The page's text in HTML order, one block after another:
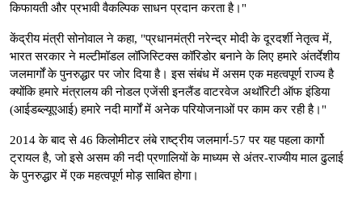
किफायती और प्रभावी वैकल्पिक साधन प्रदान करता है।"
केंद्रीय मंत्री सोनोवाल ने कहा, "प्रधानमंत्री नरेन्द्र मोदी के दूरदर्शी नेतृत्व में,
भारत सरकार ने मल्टीमॉडल लॉजिस्टिक्स कॉरिडोर बनाने के लिए हमारे अंतर्देशीय
जलमार्गों के पुनरुद्धार पर जोर दिया है। इस संबंध में असम एक महत्वपूर्ण राज्य है
क्योंकि हमारे मंत्रालय की नोडल एजेंसी इनलैंड वाटरवेज अथॉरिटी ऑफ इंडिया
(आईडब्ल्यूएआई) हमारे नदी मार्गों में अनेक परियोजनाओं पर काम कर रही है।"
2014 के बाद से 46 किलोमीटर लंबे राष्ट्रीय जलमार्ग-57 पर यह पहला कार्गो
ट्रायल है, जो इसे असम की नदी प्रणालियों के माध्यम से अंतर-राज्यीय माल ढुलाई
के पुनरुद्धार में एक महत्वपूर्ण मोड़ साबित होगा।